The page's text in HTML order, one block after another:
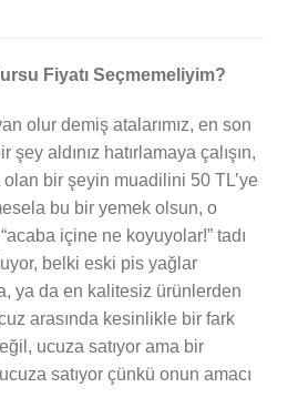
Fiyatı Seçmemeliyim?
olur demiş atalarımız, en son
aldınız hatırlamaya çalışın,
bir şeyin muadilini 50 TL’ye
bu bir yemek olsun, o
içine ne koyuyolar!” tadı
belki eski pis yağlar
ya da en kalitesiz ürünlerden
arasında kesinlikle bir fark
ucuza satıyor ama bir
satıyor çünkü onun amacı